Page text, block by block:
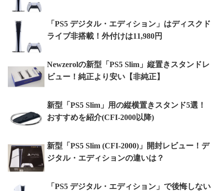
「PS5 デジタル・エディション」はディスクド
ライブ非搭載！外付けは11,980円
Newzerolの新型「PS5 Slim」縦置きスタンドレ
ビュー！純正より安い【非純正】
新型「PS5 Slim」用の縦横置きスタンド5選！
おすすめを紹介(CFI-2000以降)
新型「PS5 Slim (CFI-2000)」開封レビュー！デ
ジタル・エディションの違いは？
「PS5 デジタル・エディション」で後悔しない